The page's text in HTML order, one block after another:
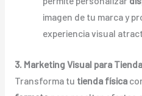
imagen de tu marca y
experiencia visual
3. Marketing Visual para
Transforma tu tienda física